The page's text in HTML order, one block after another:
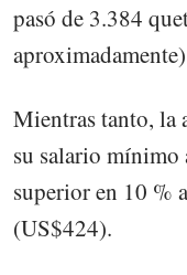
pasó de 3.384
Mientras tanto, la
su salario mínimo
superior en 10 %
(US$424).